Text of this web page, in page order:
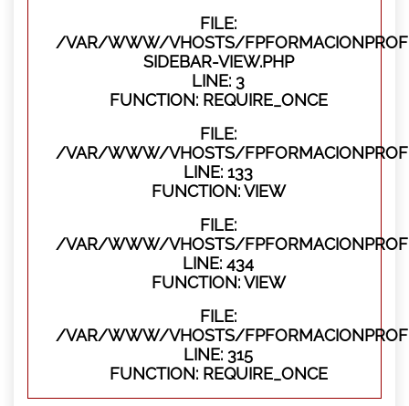
FILE:
/VAR/WWW/VHOSTS/
SIDEBAR-VIEW.PHP
LINE: 3
FUNCTION: REQUIRE_ONCE
FILE:
/VAR/WWW/VHOSTS/
LINE: 133
FUNCTION: VIEW
FILE:
/VAR/WWW/VHOSTS/
LINE: 434
FUNCTION: VIEW
FILE:
/VAR/WWW/VHOSTS/
LINE: 315
FUNCTION: REQUIRE_ONCE